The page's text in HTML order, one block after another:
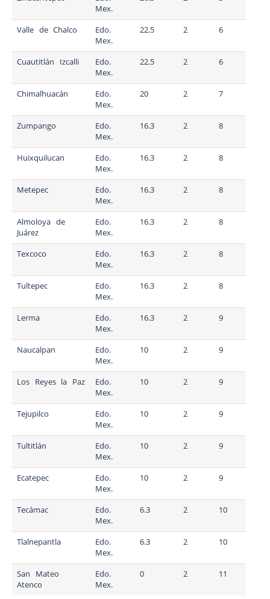
Mex.
Valle de Chalco
Edo.
Mex.
22.5 2 6
Cuautitlán Izcalli
Edo.
Mex.
22.5 2 6
Chimalhuacán
Edo.
Mex.
20 2 7
Zumpango
Edo.
Mex.
16.3 2 8
Huixquilucan
Edo.
Mex.
16.3 2 8
Metepec
Edo.
Mex.
16.3 2 8
Almoloya de
Juárez
Edo.
Mex.
16.3 2 8
Texcoco
Edo.
Mex.
16.3 2 8
Tultepec
Edo.
Mex.
16.3 2 8
Lerma
Edo.
Mex.
16.3 2 9
Naucalpan
Edo.
Mex.
10 2 9
Los Reyes la Paz
Edo.
Mex.
10 2 9
Tejupilco
Edo.
Mex.
10 2 9
Tultitlán
Edo.
Mex.
10 2 9
Ecatepec
Edo.
Mex.
10 2 9
Tecámac
Edo.
Mex.
6.3 2 10
Tlalnepantla
Edo.
Mex.
6.3 2 10
San Mateo
Atenco
Edo.
Mex.
0 2 11